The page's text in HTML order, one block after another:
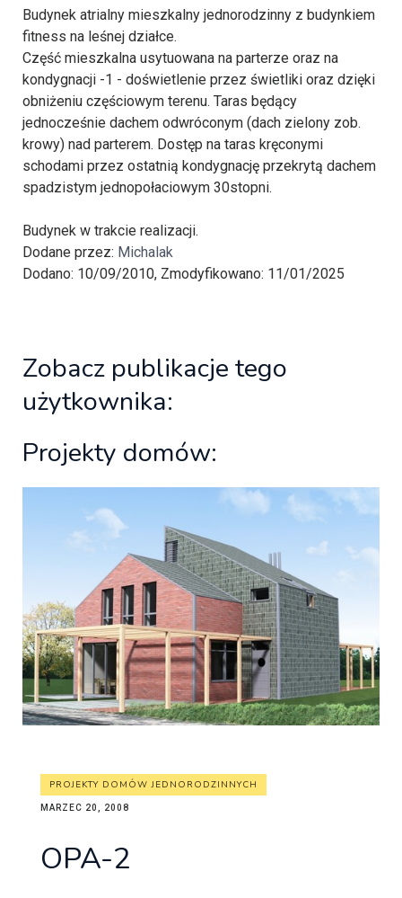
Budynek atrialny mieszkalny jednorodzinny z budynkiem
fitness na leśnej działce.
Część mieszkalna usytuowana na parterze oraz na
kondygnacji -1 - doświetlenie przez świetliki oraz dzięki
obniżeniu częściowym terenu. Taras będący
jednocześnie dachem odwróconym (dach zielony zob.
krowy) nad parterem. Dostęp na taras kręconymi
schodami przez ostatnią kondygnację przekrytą dachem
spadzistym jednopołaciowym 30stopni.
Budynek w trakcie realizacji.
Dodane przez: Michalak
Dodano: 10/09/2010, Zmodyfikowano: 11/01/2025
Zobacz publikacje tego
użytkownika:
Projekty domów:
PROJEKTY DOMÓW JEDNORODZINNYCH
MARZEC 20, 2008
OPA-2